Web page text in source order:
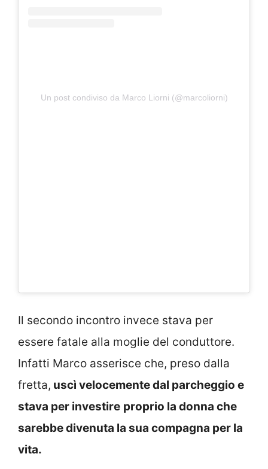
Un post condiviso da Marco Liorni (@marcoliorni)
Il secondo incontro invece stava per
essere fatale alla moglie del conduttore.
Infatti Marco asserisce che, preso dalla
fretta, uscì velocemente dal parcheggio e
stava per investire proprio la donna che
sarebbe divenuta la sua compagna per la
vita.